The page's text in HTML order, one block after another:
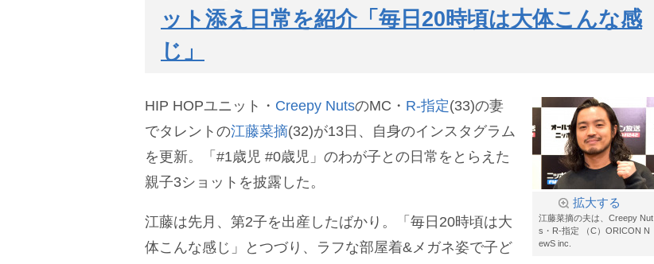
ット添え日常を紹介「毎日20時頃は大体こんな感
じ」
拡大する
江藤菜摘の夫は、Creepy Nut
s・R-指定 （C）ORICON N
ewS inc.
HIP HOPユニット・ Creepy NutsのMC・ R-指定(33)の妻
でタレントの江藤菜摘(32)が13日、自身のインスタグラム
を更新。「#1歳児 #0歳児」のわが子との日常をとらえた
親子3ショットを披露した。
江藤は先月、第2子を出産したばかり。「毎日20時頃は大
体こんな感じ」とつづり、ラフな部屋着&メガネ姿で子ど